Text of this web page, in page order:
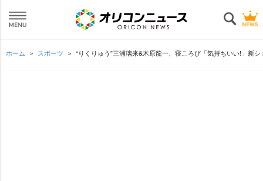
ホーム スポーツ “りくりゅう”三浦璃来&木原龍一、寝ころび「気持ちいい!」新